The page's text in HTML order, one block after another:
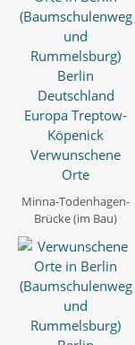
Minna-Todenhagen-
Brücke (im Bau)